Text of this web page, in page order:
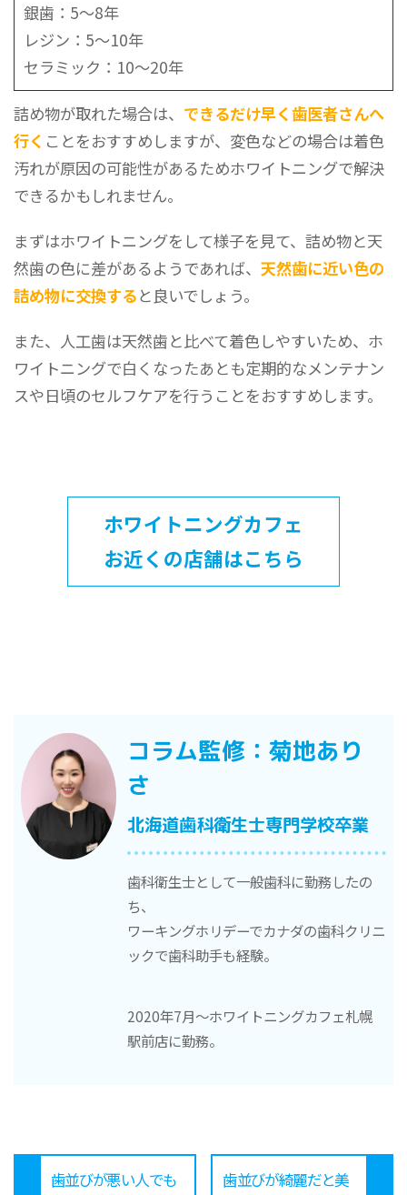
銀歯：5〜8年
レジン：5〜10年
セラミック：10〜20年
詰め物が取れた場合は、 できるだけ早く歯医者さんへ
行く ことをおすすめしますが、変色などの場合は着色
汚れが原因の可能性があるためホワイトニングで解決
できるかもしれません。
まずはホワイトニングをして様子を見て、詰め物と天
然歯の色に差があるようであれば、天然歯に近い色の
詰め物に交換すると良いでしょう。
また、人工歯は天然歯と比べて着色しやすいため、ホ
ワイトニングで白くなったあとも定期的なメンテナン
スや日頃のセルフケアを行うことをおすすめします。
ホワイトニングカフェ
お近くの店舗はこちら
コラム監修：菊地あり
さ
北海道歯科衛生士専門学校卒業
歯科衛生士として一般歯科に勤務したの
ち、
ワーキングホリデーでカナダの歯科クリニ
ックで歯科助手も経験。
2020年7月〜ホワイトニングカフェ札幌
駅前店に勤務。
歯並びが悪い人でも 歯並びが綺麗だと美